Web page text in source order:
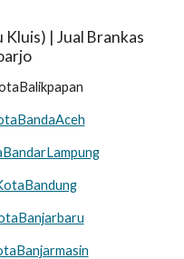
| Jual Brankas